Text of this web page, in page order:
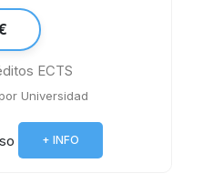
ECTS
Universidad
+ INFO